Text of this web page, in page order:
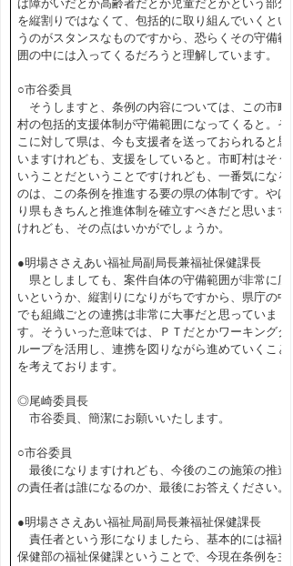
ば障がいだとか高齢者だとか児童だとかという部分
を縦割りではなくて、包括的に取り組んでいくとい
うのがスタンスなものですから、恐らくその守備範
囲の中には入ってくるだろうと理解しています。
○市谷委員
そうしますと、条例の内容については、この市町
村の包括的支援体制が守備範囲になってくると。そ
こに対して県は、今も支援者を送っておられると思
いますけれども、支援をしていると。市町村はそう
いうことだということですけれども、一番気になる
のは、この条例を推進する要の県の体制です。やは
り県もきちんと推進体制を確立すべきだと思います
けれども、その点はいかがでしょうか。
●明場ささえあい福祉局副局長兼福祉保健課長
県としましても、案件自体の守備範囲が非常に広
いというか、縦割りになりがちですから、県庁の中
でも組織ごとの連携は非常に大事だと思っていま
す。そういった意味では、ＰＴだとかワーキンググ
ループを活用し、連携を図りながら進めていくこと
を考えております。
◎尾崎委員長
市谷委員、簡潔にお願いいたします。
○市谷委員
最後になりますけれども、今後のこの施策の推進
の責任者は誰になるのか、最後にお答えください。
●明場ささえあい福祉局副局長兼福祉保健課長
責任者という形になりましたら、基本的には福祉
保健部の福祉保健課ということで、今現在条例を主